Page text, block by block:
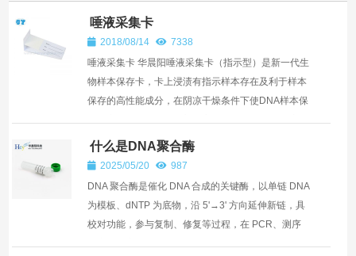
唾液采集卡
2018/08/14
7338
唾液采集卡 华晨阳唾液采集卡（指示型）是新一代生
物样本保存卡，卡上浸渍有指示样本存在及利于样本
保存的高性能成分，在阴凉干燥条件下使DNA样本保
复核、复...
什么是DNA聚合酶
2025/05/20
987
DNA 聚合酶是催化 DNA 合成的关键酶，以单链 DNA
为模板、dNTP 为底物，沿 5'→3' 方向延伸新链，具
校对功能，参与复制、修复等过程，在 PCR、测序